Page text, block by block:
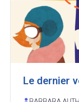
Le dernier